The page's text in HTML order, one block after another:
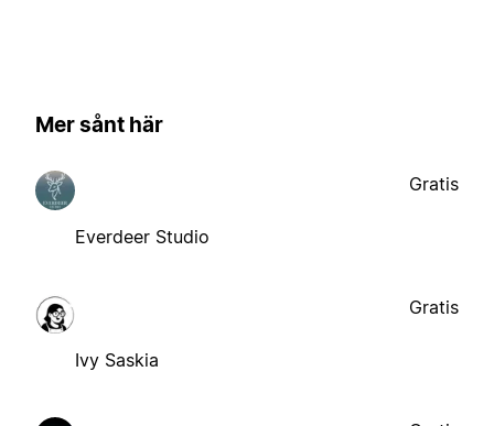
Mer sånt här
Everdeer Studio
Gratis
Ivy Saskia
Gratis